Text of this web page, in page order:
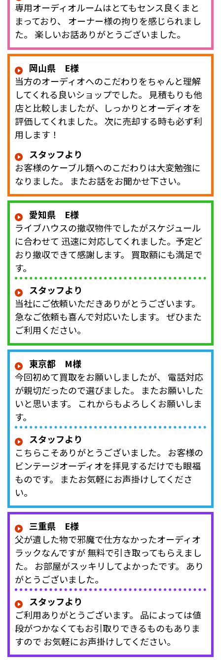
専用オーディオルームはとてもセンス良くまと
まっており、 オーナー様の拘りを感じられまし
た。 楽しいお話ありがとうございました。
岡山県 E様
当方のオーディオへのこだわりをちゃんと理解
してくれる良いショップでした。 見積もりも他
店と比較しましたが、しっかりとオーディオを
評価してくれました。 次に売却する時も必ず利
用します！
スタッフより
お客様のケーブル類へのこだわりは大変勉強に
なりました。 またお話をお聞かせ下さい。
愛知県 E様
ライブハウスの撤収物件でしたがスケジュール
に合わせて 迅速に対応してくれました。予定ど
おり撤収できて感謝します。 買取額にも満足で
す。
スタッフより
当社にご依頼いただきありがとうございます。
急なご依頼も喜んで対応いたします。 ぜひまた
ご利用ください。
東京都 M様
今回初めて買取をお願いしましたが、 電話対応
が親切だったので選びました。 またお願いした
いと思います。 これからもよろしくお願いしま
す。
スタッフより
こちらこそありがとうございました。 お客様の
ビンテージオーディオを拝見するだけでも眼福
ものです。 またお気軽にお声掛けしてくださ
い。
三重県 E様
父が遺した物で邪魔で仕方なかったオーディオ
ラックなんですが 無料で引き取ってもらえまし
た。 お部屋がスッキリしてよかったです。 あり
がとうございました。
スタッフより
ご利用ありがとうございます。 品によっては値
段がつかなくてもお引取りできるものもありま
すので お気軽にお声掛けしてください。